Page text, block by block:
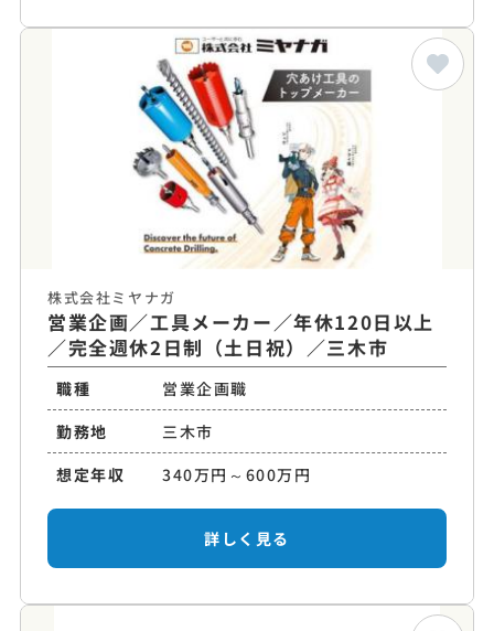
株式会社ミヤナガ
営業企画／工具メーカー／年休120日以上
／完全週休2日制（土日祝）／三木市
職種
営業企画職
勤務地
三木市
想定年収
340万円～600万円
詳しく見る